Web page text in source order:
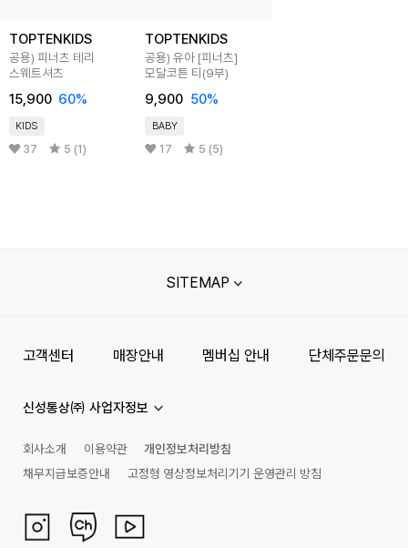
TOPTENKIDS
공용) 피너츠 테리
스웨트셔츠
15,900 60%
KIDS
37 5 (1)
TOPTENKIDS
공용) 유아 [피너츠]
모달코튼 티(9부)
9,900 50%
BABY
17 5 (5)
SITEMAP
고객센터 매장안내 멤버십 안내 단체주문문의
신성통상㈜ 사업자정보
회사소개 이용약관
개인정보처리방침
채무지급보증안내
고정형 영상정보처리기기 운영관리 방침